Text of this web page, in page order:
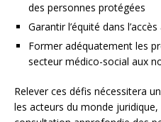
des personnes protégées
Garantir l’équité dans
Former adéquatement les
secteur médico-social aux
Relever ces défis nécessitera
les acteurs du monde juridique,